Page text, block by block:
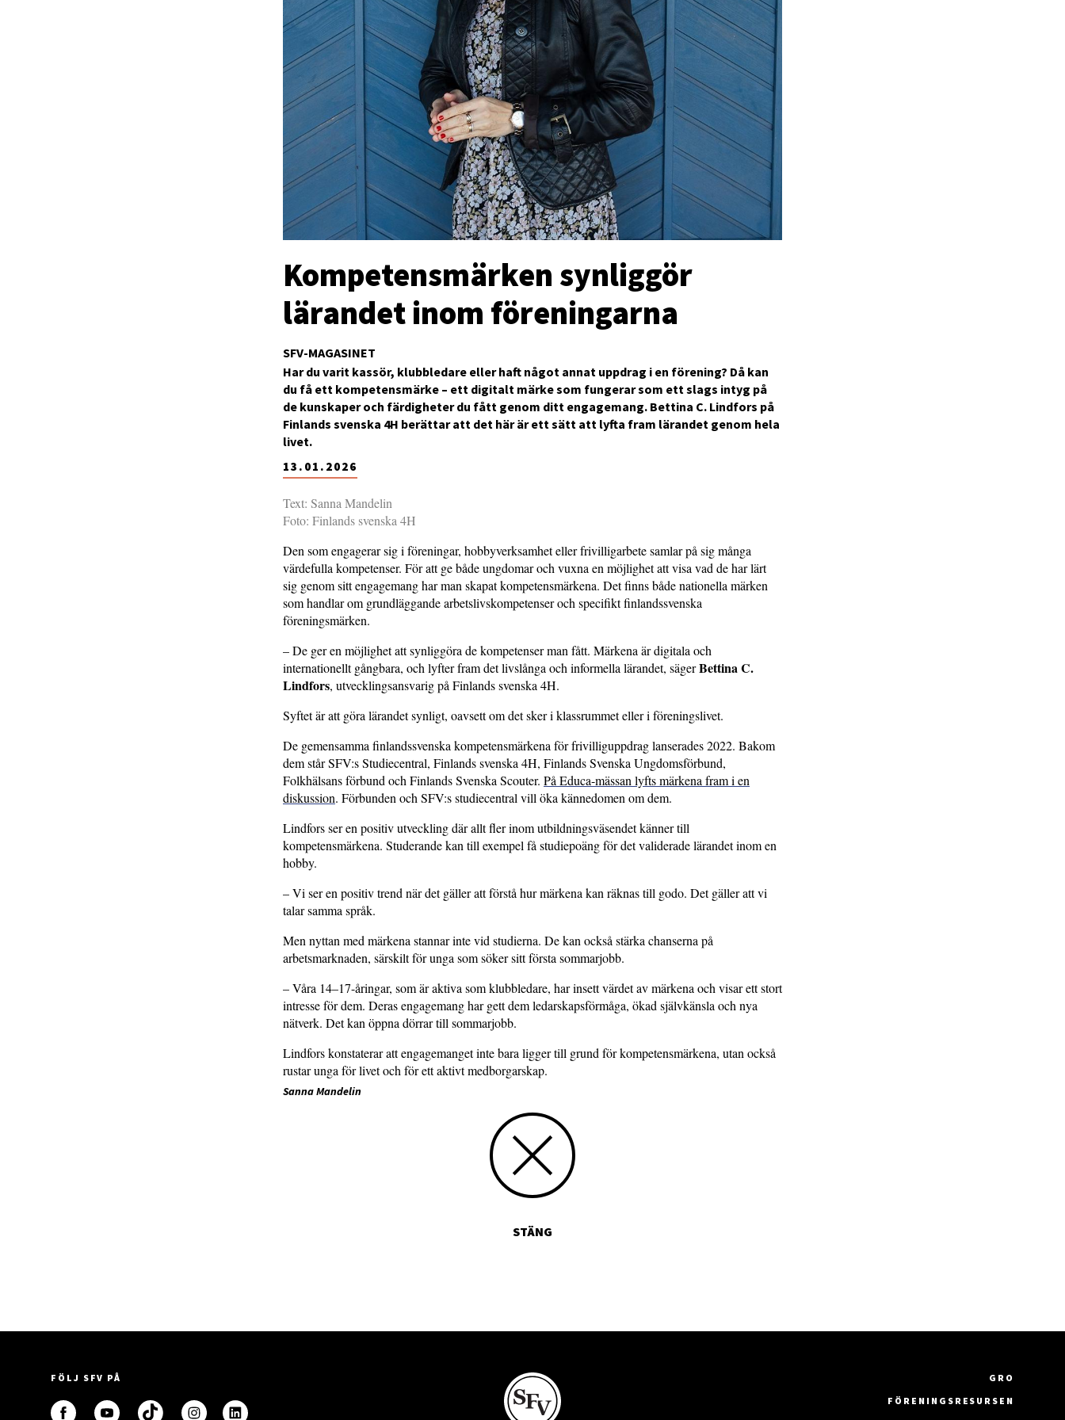
SFV-MAGASINET
Kompetensmärken synliggör
lärandet inom föreningarna
13.01.2026
Har du varit kassör, klubbledare eller haft något annat uppdrag i en förening? Då kan
du få ett kompetensmärke – ett digitalt märke som fungerar som ett slags intyg på
de kunskaper och färdigheter du fått genom ditt engagemang. Bettina C. Lindfors på
Finlands svenska 4H berättar att det här är ett sätt att lyfta fram lärandet genom hela
livet.
Text: Sanna Mandelin
Foto: Finlands svenska 4H
Den som engagerar sig i föreningar, hobbyverksamhet eller frivilligarbete samlar på sig många
värdefulla kompetenser. För att ge både ungdomar och vuxna en möjlighet att visa vad de har lärt
sig genom sitt engagemang har man skapat kompetensmärkena. Det finns både nationella märken
som handlar om grundläggande arbetslivskompetenser och specifikt finlandssvenska
föreningsmärken.
– De ger en möjlighet att synliggöra de kompetenser man fått. Märkena är digitala och
internationellt gångbara, och lyfter fram det livslånga och informella lärandet, sägerBettina C.
Lindfors, utvecklingsansvarig på Finlands svenska 4H.
Syftet är att göra lärandet synligt, oavsett om det sker i klassrummet eller i föreningslivet.
De gemensamma finlandssvenska kompetensmärkena för frivilliguppdrag lanserades 2022. Bakom
dem står SFV:s Studiecentral, Finlands svenska 4H, Finlands Svenska Ungdomsförbund,
Folkhälsans förbund och Finlands Svenska Scouter. På Educa-mässan lyfts märkena fram i en
diskussion. Förbunden och SFV:s studiecentral vill öka kännedomen om dem.
Lindfors ser en positiv utveckling där allt fler inom utbildningsväsendet känner till
kompetensmärkena. Studerande kan till exempel få studiepoäng för det validerade lärandet inom en
hobby.
– Vi ser en positiv trend när det gäller att förstå hur märkena kan räknas till godo. Det gäller att vi
talar samma språk.
Men nyttan med märkena stannar inte vid studierna. De kan också stärka chanserna på
arbetsmarknaden, särskilt för unga som söker sitt första sommarjobb.
– Våra 14–17-åringar, som är aktiva som klubbledare, har insett värdet av märkena och visar ett stort
intresse för dem. Deras engagemang har gett dem ledarskapsförmåga, ökad självkänsla och nya
nätverk. Det kan öppna dörrar till sommarjobb.
Lindfors konstaterar att engagemanget inte bara ligger till grund för kompetensmärkena, utan också
rustar unga för livet och för ett aktivt medborgarskap.
Sanna Mandelin
STÄNG
FÖLJ SFV PÅ
GRO
FÖRENINGSRESURSEN